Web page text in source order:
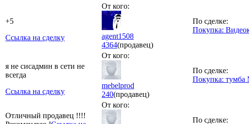
+5
Ссылка на сделку
От кого:
agent1508
4364(продавец)
По сделке:
Покупка:
я не сисадмин в сети не
всегда
Ссылка на сделку
От кого:
mebelprod
240(продавец)
По сделке:
Покупка: тумба
Отличный продавец !!!!
От кого:
По сделке: